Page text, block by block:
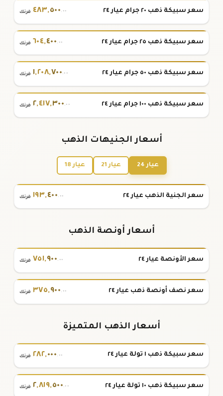
سعر سبيكة ذهب ٢٠ جرام عيار ٢٤ ٤٨٣,٥٠٠.٠٠ فرنك
سعر سبيكة ذهب ٢٥ جرام عيار ٢٤ ٦٠٤,٤٠٠.٠٠ فرنك
سعر سبيكة ذهب ٥٠ جرام عيار ٢٤ ١,٢٠٨,٧٠٠.٠٠ فرنك
سعر سبيكة ذهب ١٠٠ جرام عيار ٢٤ ٢,٤١٧,٣٠٠.٠٠ فرنك
أسعار الجنيهات الذهب
عيار 24 عيار 21 عيار 18
سعر الجنية الذهب عيار ٢٤ ١٩٣,٤٠٠.٠٠ فرنك
أسعار أونصة الذهب
سعر الأونصة عيار ٢٤ ٧٥١,٩٠٠.٠٠ فرنك
سعر نصف أونصة ذهب عيار ٢٤ ٣٧٥,٩٠٠.٠٠ فرنك
أسعار الذهب المتميزة
سعر سبيكة ذهب ١ تولة عيار ٢٤ ٢٨٢,٠٠٠.٠٠ فرنك
سعر سبيكة ذهب ١٠ تولة عيار ٢٤ ٢,٨١٩,٥٠٠.٠٠ فرنك